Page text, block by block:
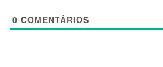
0 COMENTÁRIOS